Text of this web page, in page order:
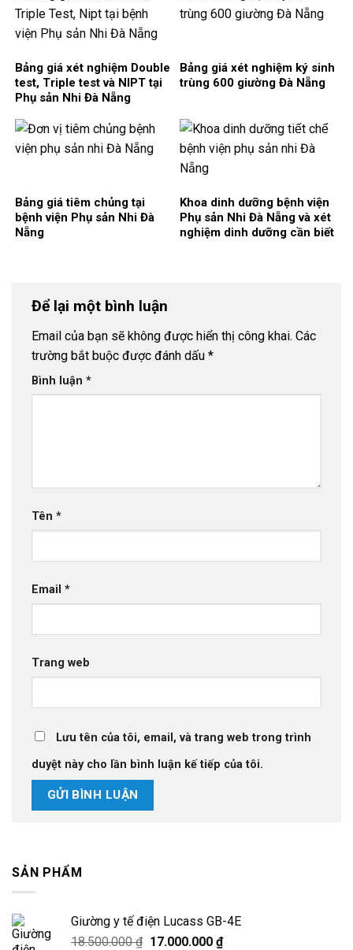
Bảng giá xét nghiệm Double
test, Triple test và NIPT tại
Phụ sản Nhi Đà Nẵng
Bảng giá xét nghiệm ký sinh
trùng 600 giường Đà Nẵng
Bảng giá tiêm chủng tại
bệnh viện Phụ sản Nhi Đà
Nẵng
Khoa dinh dưỡng bệnh viện
Phụ sản Nhi Đà Nẵng và xét
nghiệm dinh dưỡng cần biết
Để lại một bình luận
Email của bạn sẽ không được hiển thị công khai. Các
trường bắt buộc được đánh dấu *
Bình luận *
Tên *
Email *
Trang web
Lưu tên của tôi, email, và trang web trong trình
duyệt này cho lần bình luận kế tiếp của tôi.
SẢN PHẨM
Giường y tế điện Lucass GB-4E
18.500.000₫ Giá
17.000.000 ₫Giá